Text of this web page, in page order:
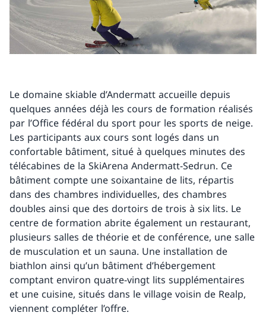
Le domaine skiable d’Andermatt accueille depuis
quelques années déjà les cours de formation réalisés
par l’Office fédéral du sport pour les sports de neige.
Les participants aux cours sont logés dans un
confortable bâtiment, situé à quelques minutes des
télécabines de la SkiArena Andermatt-Sedrun. Ce
bâtiment compte une soixantaine de lits, répartis
dans des chambres individuelles, des chambres
doubles ainsi que des dortoirs de trois à six lits. Le
centre de formation abrite également un restaurant,
plusieurs salles de théorie et de conférence, une salle
de musculation et un sauna. Une installation de
biathlon ainsi qu’un bâtiment d’hébergement
comptant environ quatre-vingt lits supplémentaires
et une cuisine, situés dans le village voisin de Realp,
viennent compléter l’offre.